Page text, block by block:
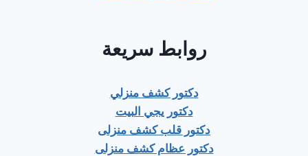
روابط سريعة
دكتور كشف منزلي
دكتور يجي البيت
دكتور قلب كشف منزلى
دكتور عظام كشف منزلى